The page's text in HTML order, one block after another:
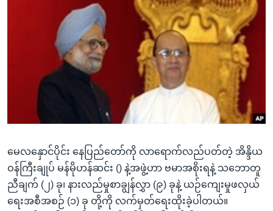
စာမျက်နှာ
ကြည့်
ရှာဖွေ
အမေရိကန်သုံးအီဒီယံ
မကြေးမုံရဲ့ အင်္ဂလိပ်စာ
ရုပ်ရှင်ထဲက အင်္ဂလိပ်စာ
သုတပဒေသာ အင်္ဂလိပ်စာ
အပတ်စဉ်ကဏ္ဍများ
ရေဒီယိုနှင့်ရုပ်သံ အချက်အလက်များ
ရေဒီယို/တီဗွီအစီအစဉ်
ဘာသာစကားများ
မေလနှောင်ပိုင်း နေပြည်တော်ကို လာရောက်လည်ပတ်တဲ့ အိန္ဒိယ
ဝန်ကြီးချုပ် မန်မိုဟန်ဆင်း () နဲ့အဖွဲ့ဟာ ဗမာအစိုးရနဲ့ သဘောတူ
ညီချက် (၂) ခု၊ နားလည်မှုစာချွန်လွှာ (၉) ခုနဲ့ ယဉ်ကျေးမှုဖလှယ်
ရေးအစီအစဉ် (၁) ခု တို့ကို လက်မှတ်ရေးထိုးခဲ့ပါတယ်။